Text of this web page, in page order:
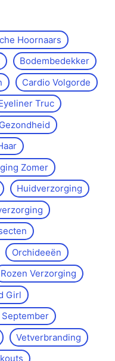
Hoornaars
Bodembedekker
Cardio Volgorde
Truc
Gezondheid
Zomer
Huidverzorging
Orchideeën
Rozen Verzorging
Girl
Vetverbranding